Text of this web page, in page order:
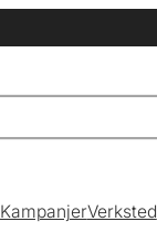
KampanjerVerksted